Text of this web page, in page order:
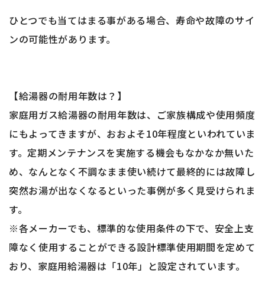
ひとつでも当てはまる事がある場合、寿命や故障のサイ
ンの可能性があります。
【給湯器の耐用年数は？】
家庭用ガス給湯器の耐用年数は、ご家族構成や使用頻度
にもよってきますが、おおよそ10年程度といわれていま
す。定期メンテナンスを実施する機会もなかなか無いた
め、なんとなく不調なまま使い続けて最終的には故障し
突然お湯が出なくなるといった事例が多く見受けられま
す。
※各メーカーでも、標準的な使用条件の下で、安全上支
障なく使用することができる設計標準使用期間を定めて
おり、家庭用給湯器は「10年」と設定されています。